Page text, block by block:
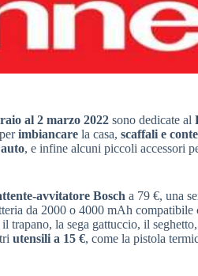
al 2 marzo 2022 sono dedicate al
imbiancare la casa, scaffali e
, e infine alcuni piccoli accessori
avvitatore Bosch a 79 €, una
da 2000 o 4000 mAh
trapano, la sega gattuccio, il
utensili a 15 €, come la pistola